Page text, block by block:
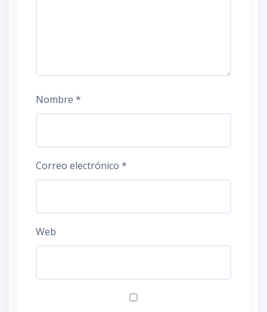
Nombre *
Correo electrónico *
Web